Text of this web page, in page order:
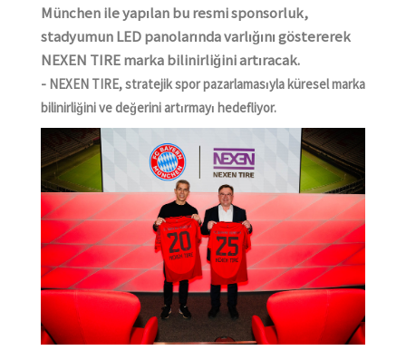
München ile yapılan bu resmi sponsorluk,
stadyumun LED panolarında varlığını göstererek
NEXEN TIRE marka bilinirliğini artıracak.
- NEXEN TIRE, stratejik spor pazarlamasıyla küresel marka
bilinirliğini ve değerini artırmayı hedefliyor.